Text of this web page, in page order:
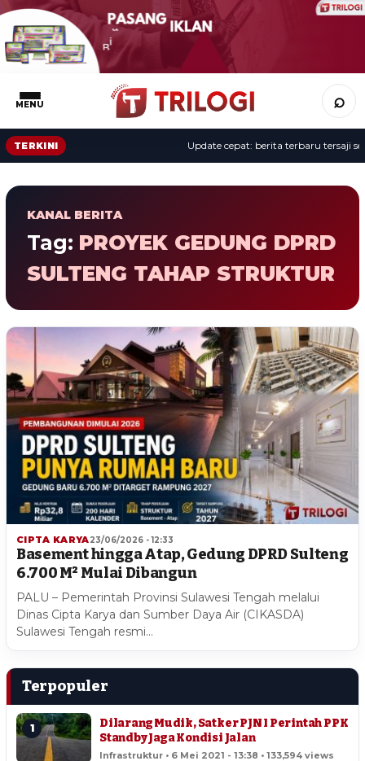
MENU ⌕
TERKINI Update cepat: berita terbaru tersaji
KANAL BERITA
Tag: PROYEK GEDUNG DPRD
SULTENG TAHAP STRUKTUR
CIPTA KARYA23/06/2026 - 12:33
Basement hingga Atap, Gedung DPRD Sulteng
6.700 M² Mulai Dibangun
PALU – Pemerintah Provinsi Sulawesi Tengah melalui
Dinas Cipta Karya dan Sumber Daya Air (CIKASDA)
Sulawesi Tengah resmi…
Terpopuler
1
Dilarang Mudik, Satker PJN I Perintah PPK
Standby Jaga Kondisi Jalan
Infrastruktur • 6 Mei 2021 - 13:38 • 133,594 views